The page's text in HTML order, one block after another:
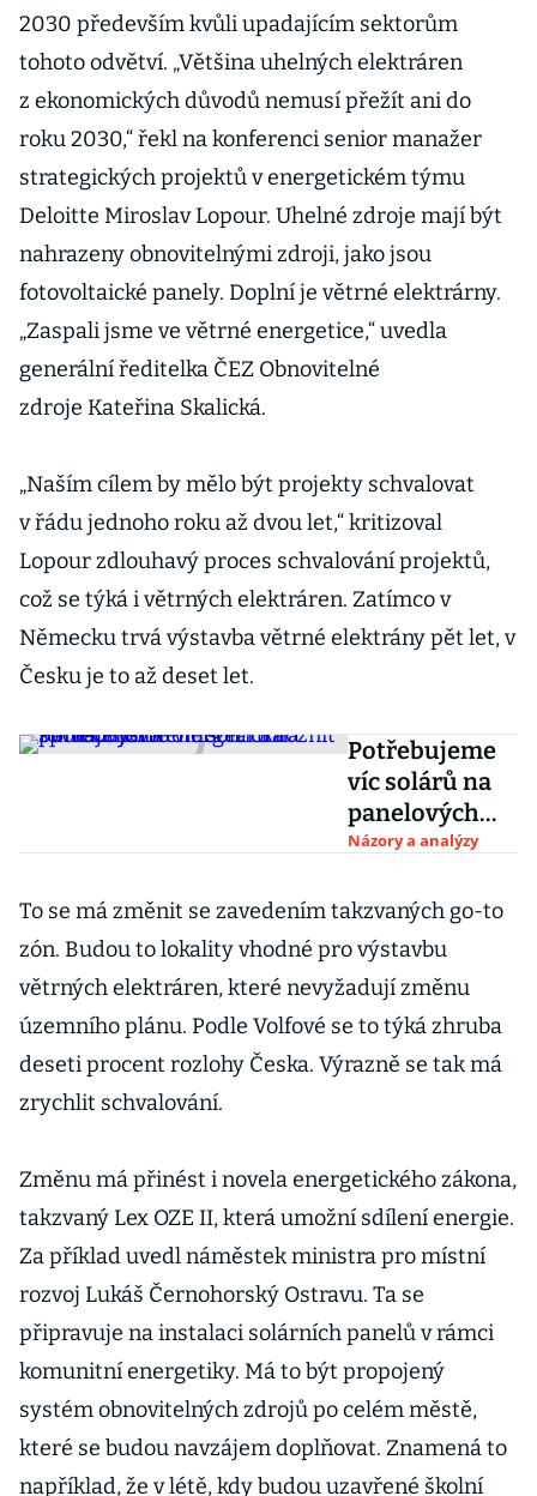
2030 především kvůli upadajícím sektorům
tohoto odvětví. „Většina uhelných elektráren
z ekonomických důvodů nemusí přežít ani do
roku 2030,“ řekl na konferenci senior manažer
strategických projektů v energetickém týmu
Deloitte Miroslav Lopour. Uhelné zdroje mají být
nahrazeny obnovitelnými zdroji, jako jsou
fotovoltaické panely. Doplní je větrné elektrárny.
„Zaspali jsme ve větrné energetice,“ uvedla
generální ředitelka ČEZ Obnovitelné
zdroje Kateřina Skalická.
„Naším cílem by mělo být projekty schvalovat
v řádu jednoho roku až dvou let,“ kritizoval
Lopour zdlouhavý proces schvalování projektů,
což se týká i větrných elektráren. Zatímco v
Německu trvá výstavba větrné elektrány pět let, v
Česku je to až deset let.
Potřebujeme
víc solárů na
panelových
domech.
mají nová
energetická
společenství
Názory a analýzy
To se má změnit se zavedením takzvaných go-to
zón. Budou to lokality vhodné pro výstavbu
větrných elektráren, které nevyžadují změnu
územního plánu. Podle Volfové se to týká zhruba
deseti procent rozlohy Česka. Výrazně se tak má
zrychlit schvalování.
Změnu má přinést i novela energetického zákona,
takzvaný Lex OZE II, která umožní sdílení energie.
Za příklad uvedl náměstek ministra pro místní
rozvoj Lukáš Černohorský Ostravu. Ta se
připravuje na instalaci solárních panelů v rámci
komunitní energetiky. Má to být propojený
systém obnovitelných zdrojů po celém městě,
které se budou navzájem doplňovat. Znamená to
například, že v létě, kdy budou uzavřené školní